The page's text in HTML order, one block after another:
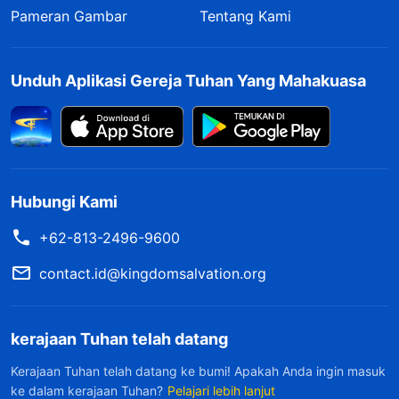
yang mereka ingin aku tangani. Pikiranku benar-
spesifik perubahan tugasku, tapi aku merasa
bertanya secara terus terang akan tidak masuk
akal. Jadi aku membatalkan pertanyaanku. Aku
setelah apa yang terjadi, ingin mencari tahu
alasan di balik pemindahanku dari apa yang dia
katakan. Apakah aku tidak efisien dalam
mereka membutuhkanku untuk pekerjaan video,
jadi mungkin itu pemindahan yang biasa. Namun,
Pameran Gambar
Tentang Kami
Unduh Aplikasi Gereja Tuhan Yang Mahakuasa
Hubungi Kami
+62-813-2496-9600
contact.id@kingdomsalvation.org
kerajaan Tuhan telah datang
Kerajaan Tuhan telah datang ke bumi! Apakah Anda ingin masuk
ke dalam kerajaan Tuhan? Pelajari lebih lanjut